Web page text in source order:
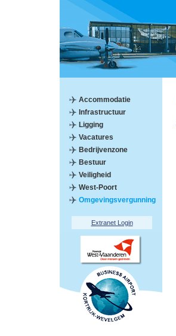
Accommodatie
Infrastructuur
Ligging
Vacatures
Bedrijvenzone
Bestuur
Veiligheid
West-Poort
Omgevingsvergunning
Extranet Login